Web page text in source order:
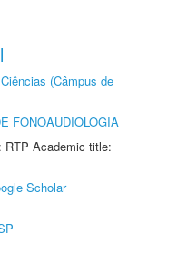
(Câmpus de
FONOAUDIOLOGIA
RTP Academic title:
Scholar